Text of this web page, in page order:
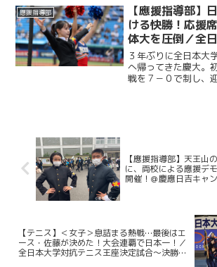
方や練習に臨む姿勢
部の一員としての責
應援指導部
【應援指導部】
ける快勝！応援
体大を圧倒／全
権大会準々決勝
戦
３年ぶりに全日本大
へ帰ってきた慶大。
戦を７－０で制し、
【應援指導部】天王山
に、両校による應援デ
開催！＠慶應日吉キャ
【テニス】＜女子＞息詰まる熱戦…最後はエ
ース・佐藤が決めた！大会連覇で日本一！／
全日本大学対抗テニス王座決定試合～決勝